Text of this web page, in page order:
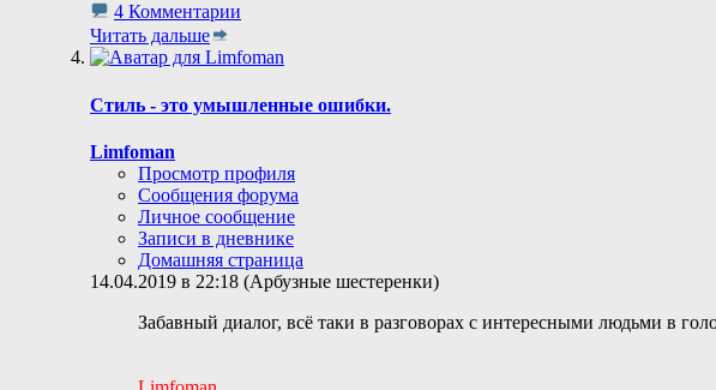
4 Комментарии
Читать дальше
Стиль - это умышленные ошибки.
Limfoman
Просмотр профиля
Сообщения форума
Личное сообщение
Записи в дневнике
Домашняя страница
14.04.2019 в 22:18 (Арбузные шестеренки)
Забавный диалог, всё таки в разговорах с интересными людьми в